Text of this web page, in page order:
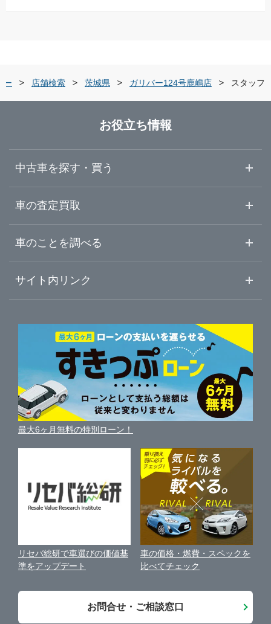
ガリバー日立金沢店
ガリバー土浦荒川沖店
ガリバーつくば研究学園店
LIBERALA リベラーラつくば
ガリバーひたち海浜公園前店
ガリバーひたちなか昭和通り店
ガリバー6号ひたちなか店
ガリバー294守谷店
鹿嶋市
守谷市
筑西市
日立・県北地域
水戸・県央地域
筑西・結城・県西地域
つくば・土浦・県南地域
鹿嶋・鹿行地域
千葉県
東京都
神奈川県
ー 店舗検索 茨城県 ガリバー124号鹿嶋店 スタッフ
お役立ち情報
中古車を探す・買う
中古車情報・中古車検索
初めての中古車購入ガイド
中古車人気ランキング
自動車ローンを調べる
ガリバーの自動車ローン
車買い替えの基礎知識
近くのお店で車を探す
車の査定買取
車査定・車買取ならガリバー
ガリバーの査定が選ばれる理由
車を売る時よくある質問
便利な査定サービス
中古車買取相場（毎月更新）
車の個人売買ガイド
車のことを調べる
車初心者まとめ
新車・中古車カタログ
車の燃費を調べる
車種別クチコミ
車比較サイト
サイト内リンク
サイトマップ
サイトの使用条件
利用規約
保険代理店業務に関する基本方針
古物営業法に基づく表示
お客様の声
会社案内
最大6ヶ月無料の特別ローン！
リセバ総研で車選びの価値基
準をアップデート
車の価格・燃費・スペックを
比べてチェック
お問合せ・ご相談窓口